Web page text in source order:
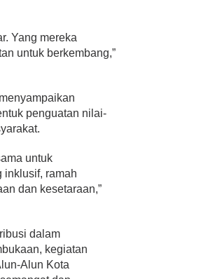
Yang mereka
untuk berkembang,”
penguatan nilai-
untuk
inklusif, ramah
dan kesetaraan,”
dalam
kegiatan
Alun Kota